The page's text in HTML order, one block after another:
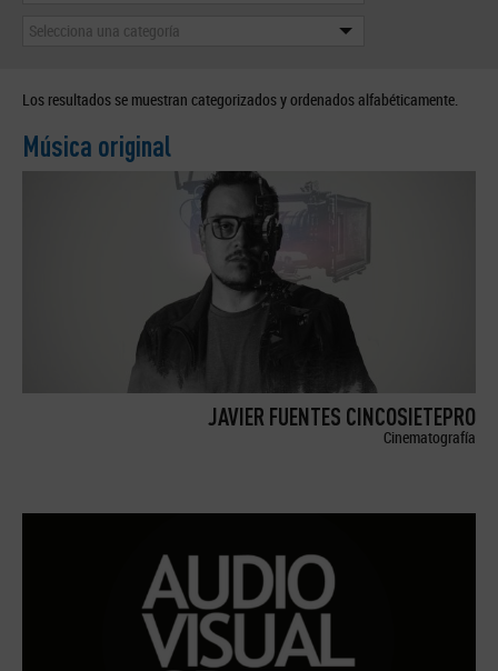
Selecciona una categoría
Los resultados se muestran categorizados y ordenados alfabéticamente.
Música original
JAVIER FUENTES CINCOSIETEPRO
Cinematografía